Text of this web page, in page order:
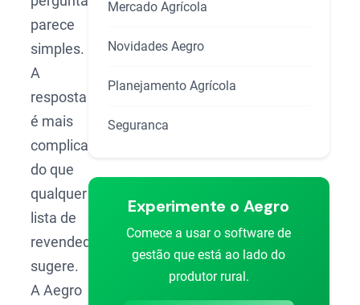
parece
simples.
A
resposta
é mais
complicada
do que
qualquer
lista de
revendedora
sugere.
A Aegro
Mercado Agrícola
Novidades Aegro
Planejamento Agrícola
Seguranca
Experimente o Aegro
Comece a usar o software de
gestão que está ao lado do
produtor rural.